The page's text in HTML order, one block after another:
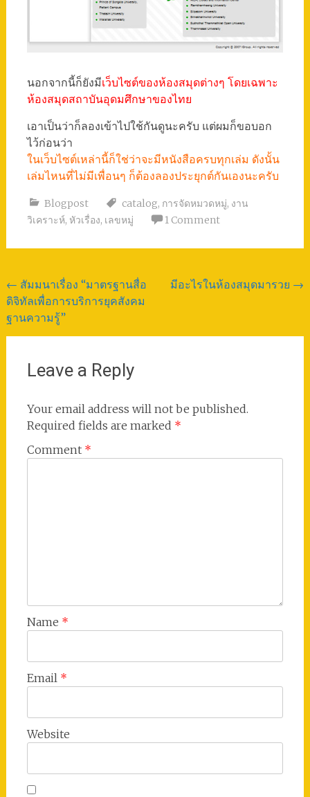
นอกจากนี้ก็ยังมีเว็บไซต์ของห้องสมุดต่างๆ โดยเฉพาะ
ห้องสมุดสถาบันอุดมศึกษาของไทย
เอาเป็นว่าก็ลองเข้าไปใช้กันดูนะครับ แต่ผมก็ขอบอก
ไว้ก่อนว่า
ในเว็บไซต์เหล่านี้ก็ใช่ว่าจะมีหนังสือครบทุกเล่ม ดังนั้น
เล่มไหนที่ไม่มีเพื่อนๆ ก็ต้องลองประยุกต์กันเองนะครับ
Blogpost catalog, การจัดหมวดหมู่, งาน
วิเคราะห์, หัวเรื่อง, เลขหมู่ 1 Comment
Post
navigation
← สัมมนาเรื่อง “มาตรฐานสื่อ
ดิจิทัลเพื่อการบริการยุคสังคม
ฐานความรู้”
มีอะไรในห้องสมุดมารวย →
Leave a Reply
Your email address will not be published.
Required fields are marked *
Comment *
Name *
Email *
Website